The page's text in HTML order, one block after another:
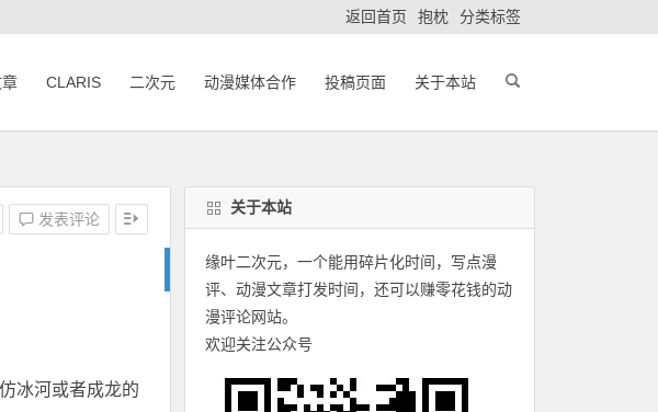
返回首页 抱枕 分类标签
CLARIS 二次元 动漫媒体合作 投稿页面 关于本站
发表评论
冰河或者成龙的
关于本站
缘叶二次元，一个能用碎片化时间，写点漫
评、动漫文章打发时间，还可以赚零花钱的动
漫评论网站。
欢迎关注公众号